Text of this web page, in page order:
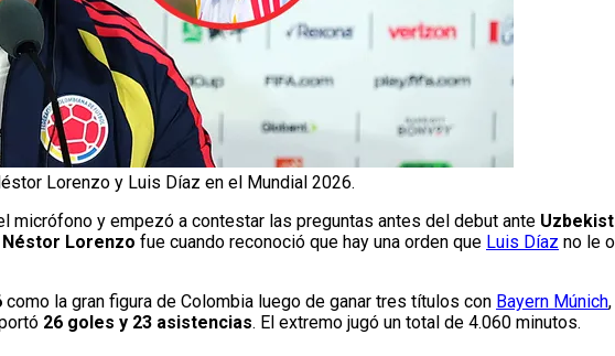
Lorenzo y Luis Díaz en el Mundial 2026.
micrófono y empezó a contestar las preguntas antes del debut ante
Néstor Lorenzo fue cuando reconoció que hay una orden que Luis Díaz no le
como la gran figura de Colombia luego de ganar tres títulos con Bayern Múnich
26 goles y 23 asistencias. El extremo jugó un total de 4.060 minutos.